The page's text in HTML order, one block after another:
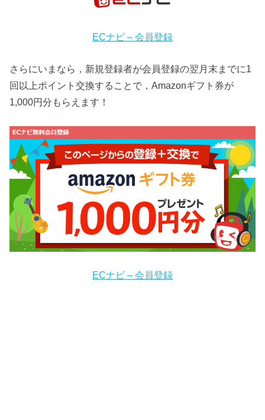
ECナビ – 会員登録
さらにいまなら，新規登録者が会員登録の翌月末までに1
回以上ポイント交換することで，Amazonギフト券が
1,000円分もらえます！
ECナビ – 会員登録